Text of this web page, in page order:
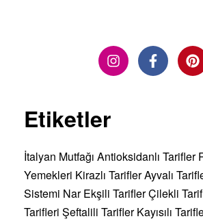
Etiketler
İtalyan Mutfağı Antioksidanlı Tarifler
Yemekleri Kirazlı TariflerAyvalı
Sistemi Nar Ekşili TariflerÇilekli
Tarifleri Şeftalili Tarifler Kayısılı